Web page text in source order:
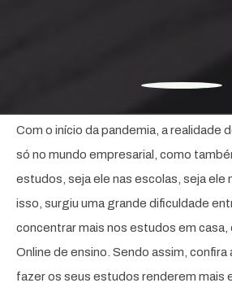
Com o início da pandemia, a realidade
só no mundo empresarial, como
estudos, seja ele nas escolas, seja ele
isso, surgiu uma grande dificuldade
concentrar mais nos estudos em casa,
Online de ensino. Sendo assim, confira
fazer os seus estudos renderem mais